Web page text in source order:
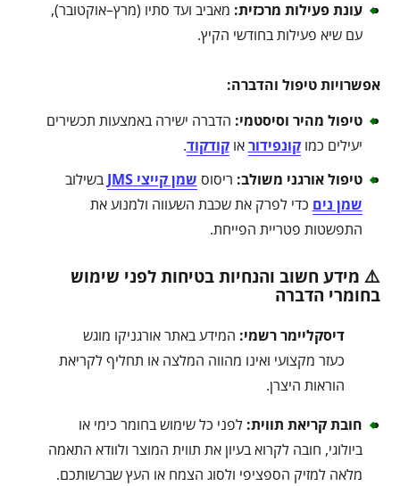
עונת פעילות מרכזית: מאביב ועד סתיו (מרץ–אוקטובר),
עם שיא פעילות בחודשי הקיץ.
אפשרויות טיפול והדברה:
טיפול מהיר וסיסטמי: הדברה ישירה באמצעות תכשירים
יעילים כמוקונפידוראוקודקוד.
טיפול אורגני משולב: ריסוס שמן קייצי JMS
בשילוב
שמן נים כדי לפרק את שכבת השעווה ולמנוע את
התפשטות פטריית הפייחת.
⚠️ מידע חשוב והנחיות בטיחות לפני שימוש
בחומרי הדברה
דיסקליימר רשמי: המידע באתר אורגניקו מוגש
כעזר מקצועי ואינו מהווה המלצה או תחליף לקריאת
הוראות היצרן.
חובת קריאת תווית: לפני כל שימוש בחומר כימי או
ביולוגי, חובה לקרוא בעיון את תווית המוצר ולוודא התאמה
מלאה למזיק הספציפי ולסוג הצמח או העץ שברשותכם.